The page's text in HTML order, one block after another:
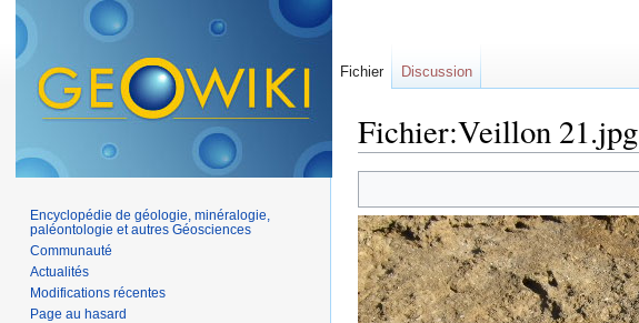
Fichier:Veillon 21.jpg
Fichier Discussion
Encyclopédie de géologie, minéralogie,
paléontologie et autres Géosciences
Communauté
Actualités
Modifications récentes
Page au hasard